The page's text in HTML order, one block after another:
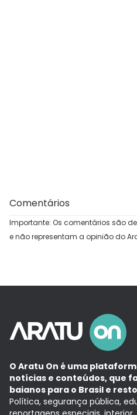
Comentários
Importante: Os comentários são
e não representam a opinião do
O Aratu On é uma
notícias e conteúdos, que
baianos para o Brasil e
Política, segurança pública,